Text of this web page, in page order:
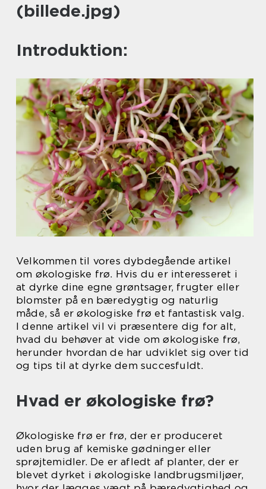
(billede.jpg)
Introduktion:
Velkommen til vores dybdegående artikel
om økologiske frø. Hvis du er interesseret i
at dyrke dine egne grøntsager, frugter eller
blomster på en bæredygtig og naturlig
måde, så er økologiske frø et fantastisk valg.
I denne artikel vil vi præsentere dig for alt,
hvad du behøver at vide om økologiske frø,
herunder hvordan de har udviklet sig over tid
og tips til at dyrke dem succesfuldt.
Hvad er økologiske frø?
Økologiske frø er frø, der er produceret
uden brug af kemiske gødninger eller
sprøjtemidler. De er afledt af planter, der er
blevet dyrket i økologiske landbrugsmiljøer,